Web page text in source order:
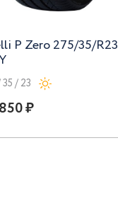
P Zero 275/35/R23
/ 23
₽